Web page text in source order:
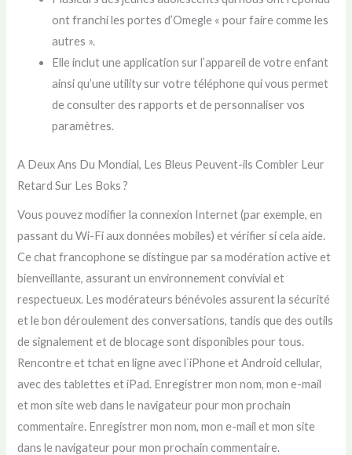
ont franchi les portes d’Omegle « pour faire comme les
autres ».
Elle inclut une application sur l’appareil de votre enfant
ainsi qu’une utility sur votre téléphone qui vous permet
de consulter des rapports et de personnaliser vos
paramètres.
A Deux Ans Du Mondial, Les Bleus Peuvent-ils Combler Leur
Retard Sur Les Boks ?
Vous pouvez modifier la connexion Internet (par exemple, en
passant du Wi-Fi aux données mobiles) et vérifier si cela aide.
Ce chat francophone se distingue par sa modération active et
bienveillante, assurant un environnement convivial et
respectueux. Les modérateurs bénévoles assurent la sécurité
et le bon déroulement des conversations, tandis que des outils
de signalement et de blocage sont disponibles pour tous.
Rencontre et tchat en ligne avec l`iPhone et Android cellular,
avec des tablettes et iPad. Enregistrer mon nom, mon e-mail
et mon site web dans le navigateur pour mon prochain
commentaire. Enregistrer mon nom, mon e-mail et mon site
dans le navigateur pour mon prochain commentaire.